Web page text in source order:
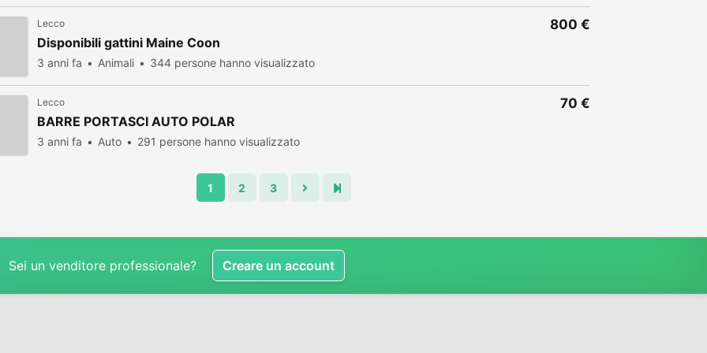
Lecco
Disponibili gattini Maine Coon
3 anni fa Animali 344 persone hanno visualizzato
800 €
Lecco
BARRE PORTASCI AUTO POLAR
3 anni fa Auto 291 persone hanno visualizzato
70 €
1 2 3
Sei un venditore professionale? Creare un account